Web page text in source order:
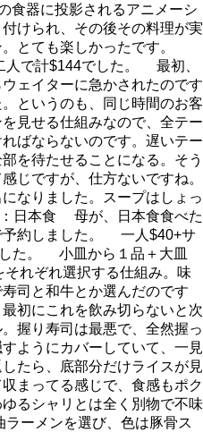
器に投影されるアニメーシ
けられ、その後その料理が実
。とても楽しかったです。
人で計$144でした。 最初、
ェイターに急かされたのです
というのも、同じ時間のお客
見せる仕組みなので、全テー
ばならないのです。遅いテー
を待たせることになる。そう
じですが、仕方ないですね。
なりました。スープはしょっ
日本食 母が、日本食食べた
予約しました。 一人$40+サ
た。 小皿から１品＋大皿
れぞれ選択する仕組み。味
司と和牛とか選んだのです
初にこれを飲み切らないと次
握り寿司は最悪で、全然握っ
ようにカバーしていて、一見
たら、底部分だけライスが見
まってる感じで、食感もポク
るシャリとは全く別物で不味
ーメンを選び、色は豚骨ス